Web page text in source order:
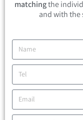
matchingthe
and with